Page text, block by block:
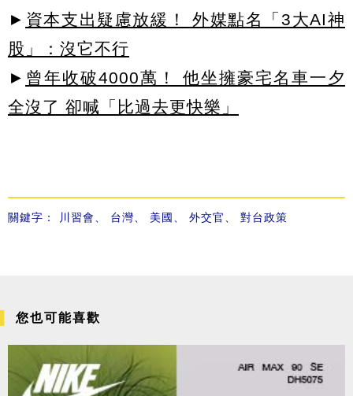
► 資本支出疑慮放緩！ 外媒點名「3大AI神
股」：沒它不行
► 曾年收破4000萬！ 他坐擁豪宅名車一夕
全沒了 卻喊「比過去更快樂」
關鍵字： 川習會 台灣 美國 外交官 對台政策
您也可能喜歡